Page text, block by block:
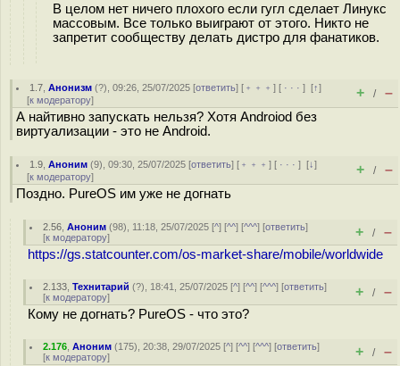
В целом нет ничего плохого если гугл сделает Линукс
массовым. Все только выиграют от этого. Никто не
запретит сообществу делать дистро для фанатиков.
1.7 ,Анонизм (?), 09:26, 25/07/2025 [ответить] [ ﹢﹢﹢] [ · · ·][↑]
[к модератору] + / –
А найтивно запускать нельзя? Хотя Androiod без
виртуализации - это не Android.
1.9 ,Аноним (9), 09:30, 25/07/2025 [ответить] [ ﹢﹢﹢] [ · · ·][↓]
[к модератору] + / –
Поздно. PureOS им уже не догнать
2.56 ,Аноним (98), 11:18, 25/07/2025 [^] [^^] [^^^] [ответить]
[к модератору] + / –
https://gs.statcounter.com/os-market-share/mobile/worldwide
2.133 ,Технитарий (?), 18:41, 25/07/2025 [^] [^^] [^^^] [ответить]
[к модератору] + / –
Кому не догнать? PureOS - что это?
2.176 ,Аноним (175), 20:38, 29/07/2025 [^] [^^] [^^^] [ответить]
[к модератору] + / –